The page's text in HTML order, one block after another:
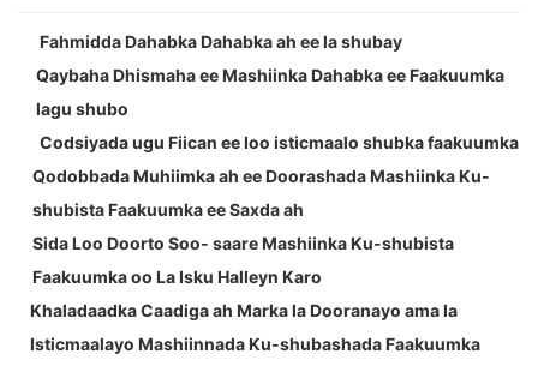
Fahmidda Dahabka Dahabka ah ee la shubay
Qaybaha Dhismaha ee Mashiinka Dahabka ee Faakuumka
lagu shubo
Codsiyada ugu Fiican ee loo isticmaalo shubka faakuumka
Qodobbada Muhiimka ah ee Doorashada Mashiinka Ku-
shubista Faakuumka ee Saxda ah
Sida Loo Doorto Soo- saare Mashiinka Ku-shubista
Faakuumka oo La Isku Halleyn Karo
Khaladaadka Caadiga ah Marka la Dooranayo ama la
Isticmaalayo Mashiinnada Ku-shubashada Faakuumka